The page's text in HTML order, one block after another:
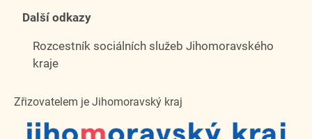
Další odkazy
Rozcestník sociálních služeb Jihomoravského
kraje
Zřizovatelem je Jihomoravský kraj